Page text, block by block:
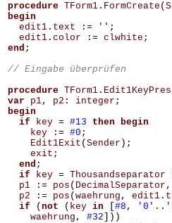
procedure TForm1 . FormCreate (
begin
edit1 . text := '' ;
edit1 . color := clwhite ;
end ;
procedure TForm1 .
var
p1, p2 : integer ;
begin
if
key = #13 then begin
key
:= #0 ;
Edit1Exit ( Sender );
exit ;
end ;
if
key = Thousandseparator
p1
:= pos ( DecimalSeparator ,
p2
:= pos ( waehrung , edit1 .
if
( not ( key in #8 , '0' ..
waehrung , #32 ]))